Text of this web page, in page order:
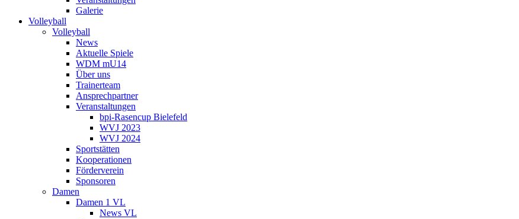
Galerie
Volleyball
Volleyball
News
Aktuelle Spiele
WDM mU14
Über uns
Trainerteam
Ansprechpartner
Veranstaltungen
bpi-Rasencup Bielefeld
WVJ 2023
WVJ 2024
Sportstätten
Kooperationen
Förderverein
Sponsoren
Damen
Damen 1 VL
News VL